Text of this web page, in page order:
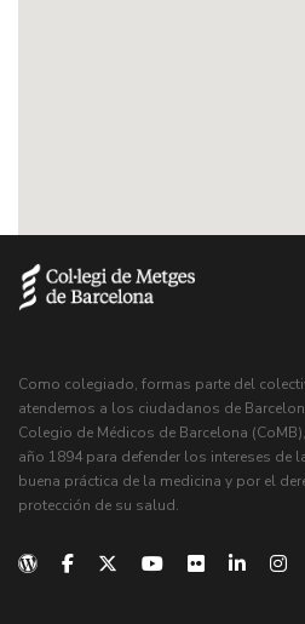
Como colegiado, formas parte del
atendemos a los ciudadanos de
Colegio de Médicos de Barcelona
año 1894 para defender los intereses de
buena práctica de la medicina y por el
protección de su salud.